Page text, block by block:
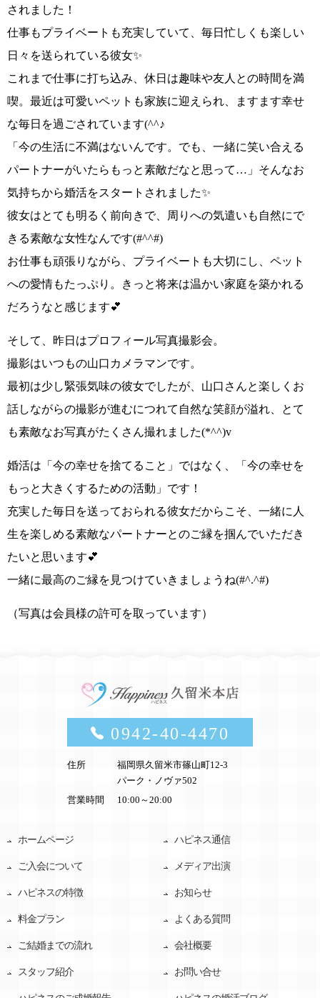
されました！
仕事もプライベートも充実していて、 毎日忙しくも楽しい
日々を送られている彼女✨
これまで仕事に打ち込み、休日は趣味や友人との時間を満
喫。最近は可愛いペットも家族に迎えられ、
ますます幸せ
な毎日を過ごされています(^^♪
「今の生活に不満はないんです。でも、一緒に笑い合える
パートナーがいたらもっと素敵だなと思って…」 そんなお
気持ちから婚活をスタートされました✨
彼女はとても明るく前向きで、周りへの気遣いも自然にで
きる素敵な女性なんです(#^^#)
お仕事も頑張りながら、プライベートも大切にし、ペット
への愛情もたっぷり。
きっと将来は温かい家庭を築かれる
だろうなと感じます💕
そして、昨日はプロフィール写真撮影会。
撮影はいつもの山口カメラマンです。
最初は少し緊張気味の彼女でしたが、山口さんと楽しくお
話しながらの撮影が進むにつれて自然な笑顔が溢れ、
とて
も素敵なお写真がたくさん撮れました(*^^)v
婚活は 「今の幸せを捨てること」 ではなく、
「今の幸せを
もっと大きくするための活動」 です！
充実した毎日を送っておられる彼女だからこそ、 一緒に人
生を楽しめる素敵なパートナーとのご縁を掴んでいただき
たいと思います💕
一緒に最高のご縁を 見つけていきましょうね(#^.^#)
（写真は会員様の許可を取っています）
0942-40-4470
住所
福岡県久留米市篠山町12-3
パーク・ノヴァ502
営業時間
10:00～20:00
ホームページ
ご入会について
ハピネスの特徴
料金プラン
ご結婚までの流れ
スタッフ紹介
ハピネス通信
メディア出演
お知らせ
よくある質問
会社概要
お問い合せ